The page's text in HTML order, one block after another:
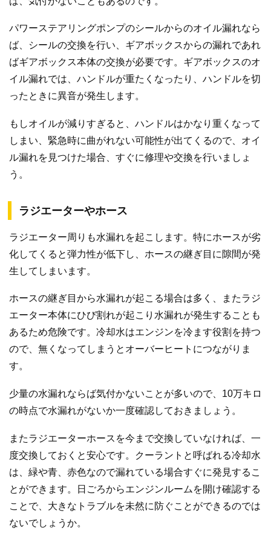
パワーステアリングポンプのシールからのオイル漏れなら
ば、シールの交換を行い、ギアボックスからの漏れであれ
ばギアボックス本体の交換が必要です。ギアボックスのオ
イル漏れでは、ハンドルが重たくなったり、ハンドルを切
ったときに異音が発生します。
もしオイルが減りすぎると、ハンドルはかなり重くなって
しまい、緊急時に曲がれない可能性が出てくるので、オイ
ル漏れを見つけた場合、すぐに修理や交換を行いましょ
う。
ラジエーターやホース
ラジエーター周りも水漏れを起こします。特にホースが劣
化してくると弾力性が低下し、ホースの継ぎ目に隙間が発
生してしまいます。
ホースの継ぎ目から水漏れが起こる場合は多く、またラジ
エーター本体にひび割れが起こり水漏れが発生することも
あるため危険です。冷却水はエンジンを冷ます役割を持つ
ので、無くなってしまうとオーバーヒートにつながりま
す。
少量の水漏れならば気付かないことが多いので、10万キロ
の時点で水漏れがないか一度確認しておきましょう。
またラジエーターホースを今まで交換していなければ、一
度交換しておくと安心です。クーラントと呼ばれる冷却水
は、緑や青、赤色なので漏れている場合すぐに発見するこ
とができます。日ごろからエンジンルームを開け確認する
ことで、大きなトラブルを未然に防ぐことができるのでは
ないでしょうか。